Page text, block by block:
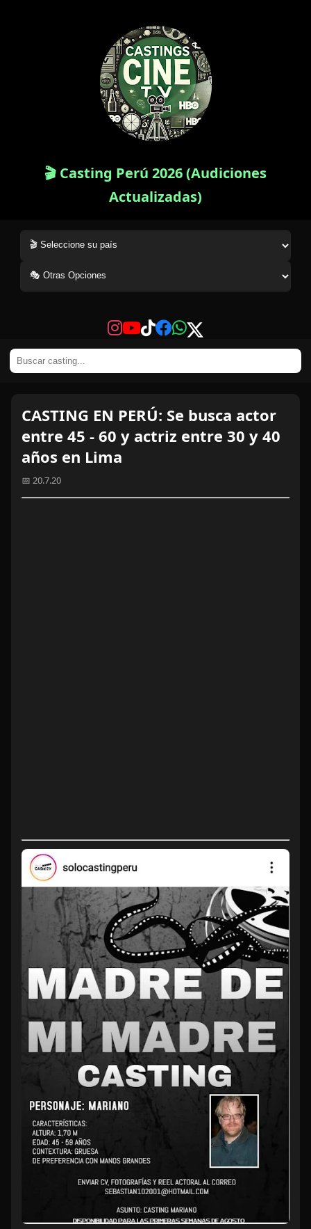
🎬 Casting Perú 2026 (Audiciones
Actualizadas)
CASTING EN PERÚ: Se busca actor
entre 45 - 60 y actriz entre 30 y 40
años en Lima
📅 20.7.20